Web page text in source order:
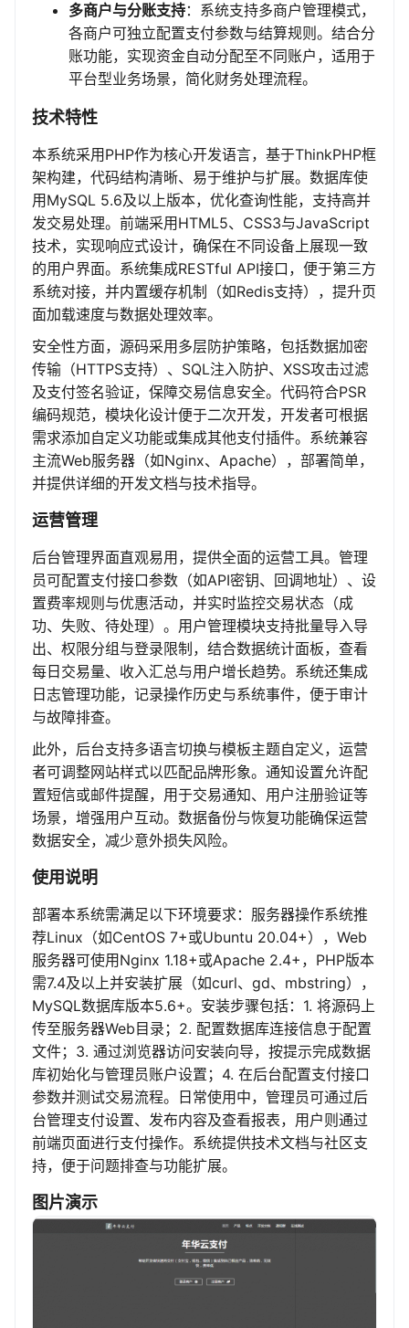
多商户与分账支持：系统支持多商户管理模式，
各商户可独立配置支付参数与结算规则。结合分
账功能，实现资金自动分配至不同账户，适用于
平台型业务场景，简化财务处理流程。
技术特性
本系统采用PHP作为核心开发语言，基于ThinkPHP框
架构建，代码结构清晰、易于维护与扩展。数据库使
用MySQL 5.6及以上版本，优化查询性能，支持高并
发交易处理。前端采用HTML5、CSS3与JavaScript
技术，实现响应式设计，确保在不同设备上展现一致
的用户界面。系统集成RESTful API接口，便于第三方
系统对接，并内置缓存机制（如Redis支持），提升页
面加载速度与数据处理效率。
安全性方面，源码采用多层防护策略，包括数据加密
传输（HTTPS支持）、SQL注入防护、XSS攻击过滤
及支付签名验证，保障交易信息安全。代码符合PSR
编码规范，模块化设计便于二次开发，开发者可根据
需求添加自定义功能或集成其他支付插件。系统兼容
主流Web服务器（如Nginx、Apache），部署简单，
并提供详细的开发文档与技术指导。
运营管理
后台管理界面直观易用，提供全面的运营工具。管理
员可配置支付接口参数（如API密钥、回调地址）、设
置费率规则与优惠活动，并实时监控交易状态（成
功、失败、待处理）。用户管理模块支持批量导入导
出、权限分组与登录限制，结合数据统计面板，查看
每日交易量、收入汇总与用户增长趋势。系统还集成
日志管理功能，记录操作历史与系统事件，便于审计
与故障排查。
此外，后台支持多语言切换与模板主题自定义，运营
者可调整网站样式以匹配品牌形象。通知设置允许配
置短信或邮件提醒，用于交易通知、用户注册验证等
场景，增强用户互动。数据备份与恢复功能确保运营
数据安全，减少意外损失风险。
使用说明
部署本系统需满足以下环境要求：服务器操作系统推
荐Linux（如CentOS 7+或Ubuntu 20.04+），Web
服务器可使用Nginx 1.18+或Apache 2.4+，PHP版本
需7.4及以上并安装扩展（如curl、gd、mbstring），
MySQL数据库版本5.6+。安装步骤包括：1. 将源码上
传至服务器Web目录；2. 配置数据库连接信息于配置
文件；3. 通过浏览器访问安装向导，按提示完成数据
库初始化与管理员账户设置；4. 在后台配置支付接口
参数并测试交易流程。日常使用中，管理员可通过后
台管理支付设置、发布内容及查看报表，用户则通过
前端页面进行支付操作。系统提供技术文档与社区支
持，便于问题排查与功能扩展。
图片演示